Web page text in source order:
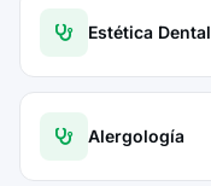
Estética Dental
Alergología